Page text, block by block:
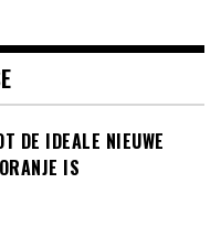
DE IDEALE NIEUWE
IS